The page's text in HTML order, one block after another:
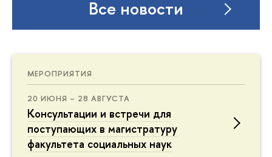
МЕРОПРИЯТИЯ
20 ИЮНЯ – 28 АВГУСТА
Консультации и встречи для
поступающих в магистратуру
факультета социальных наук
Все новости